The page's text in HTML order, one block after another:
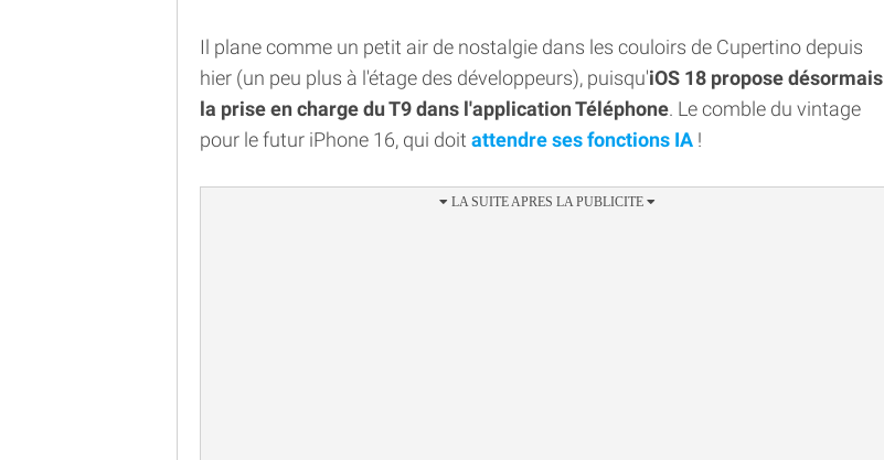
Il plane comme un petit air de nostalgie dans les couloirs de Cupertino depuis
hier (un peu plus à l'étage des développeurs), puisqu'iOS 18 propose désormais
la prise en charge du T9 dans l'application Téléphone. Le comble du vintage
pour le futur iPhone 16, qui doit attendre ses fonctions IA !